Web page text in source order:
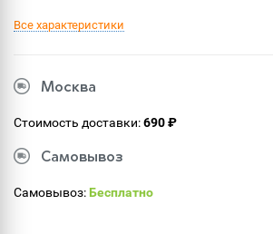
Все характеристики
Москва
Стоимость доставки:690 ₽
Самовывоз
Самовывоз:Бесплатно